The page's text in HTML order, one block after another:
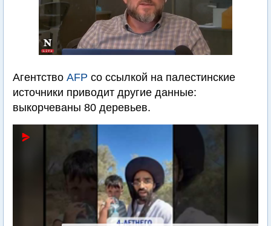
Агентство AFP со ссылкой на палестинские
источники приводит другие данные:
выкорчеваны 80 деревьев.